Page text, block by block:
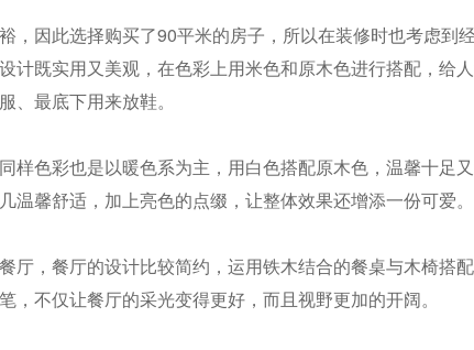
，因此选择购买了90平米的房子，所以在装修时也考虑
计既实用又美观，在色彩上用米色和原木色进行搭配，给
、最底下用来放鞋。
样色彩也是以暖色系为主，用白色搭配原木色，温馨十足
温馨舒适，加上亮色的点缀，让整体效果还增添一份可爱。
厅，餐厅的设计比较简约，运用铁木结合的餐桌与木椅搭
，不仅让餐厅的采光变得更好，而且视野更加的开阔。